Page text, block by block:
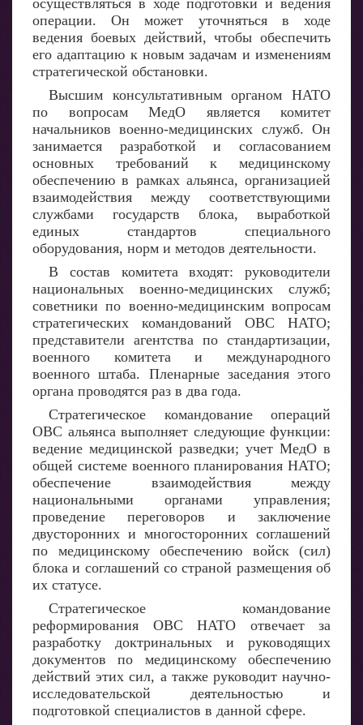
осуществляться в ходе подготовки и ведения
операции. Он может уточняться в ходе
ведения боевых действий, чтобы обеспечить
его адаптацию к новым задачам и изменениям
стратегической обстановки.
Высшим консультативным органом НАТО
по вопросам МедО является комитет
начальников военно-медицинских служб. Он
занимается разработкой и согласованием
основных требований к медицинскому
обеспечению в рамках альянса, организацией
взаимодействия между соответствующими
службами государств блока, выработкой
единых стандартов специального
оборудования, норм и методов деятельности.
В состав комитета входят: руководители
национальных военно-медицинских служб;
советники по военно-медицинским вопросам
стратегических командований ОВС НАТО;
представители агентства по стандартизации,
военного комитета и международного
военного штаба. Пленарные заседания этого
органа проводятся раз в два года.
Стратегическое командование операций
ОВС альянса выполняет следующие функции:
ведение медицинской разведки; учет МедО в
общей системе военного планирования НАТО;
обеспечение взаимодействия между
национальными органами управления;
проведение переговоров и заключение
двусторонних и многосторонних соглашений
по медицинскому обеспечению войск (сил)
блока и соглашений со страной размещения об
их статусе.
Стратегическое командование
реформирования ОВС НАТО отвечает за
разработку доктринальных и руководящих
документов по медицинскому обеспечению
действий этих сил, а также руководит научно-
исследовательской деятельностью и
подготовкой специалистов в данной сфере.